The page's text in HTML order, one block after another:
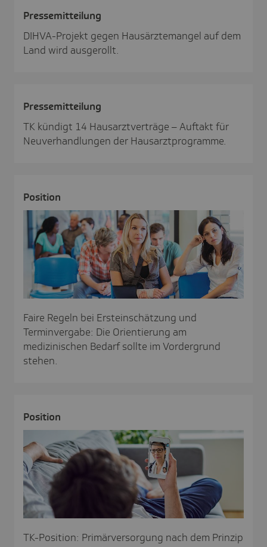
Pres­se­mit­tei­lung
DIHVA-Projekt gegen Hausärztemangel auf dem
Land wird ausgerollt.
Pres­se­mit­tei­lung
TK kündigt 14 Hausarztverträge – Auftakt für
Neuverhandlungen der Hausarztprogramme.
Posi­tion
Faire Regeln bei Ersteinschätzung und
Terminvergabe: Die Orientierung am
medizinischen Bedarf sollte im Vordergrund
stehen.
Posi­tion
TK-Position: Primärversorgung nach dem Prinzip